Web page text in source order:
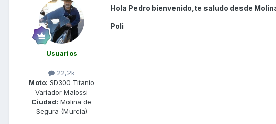
Usuarios
22,2k
Moto: SD300 Titanio
Variador Malossi
Ciudad: Molina de
Segura (Murcia)
Hola Pedro bienvenido,te saludo desde
Poli